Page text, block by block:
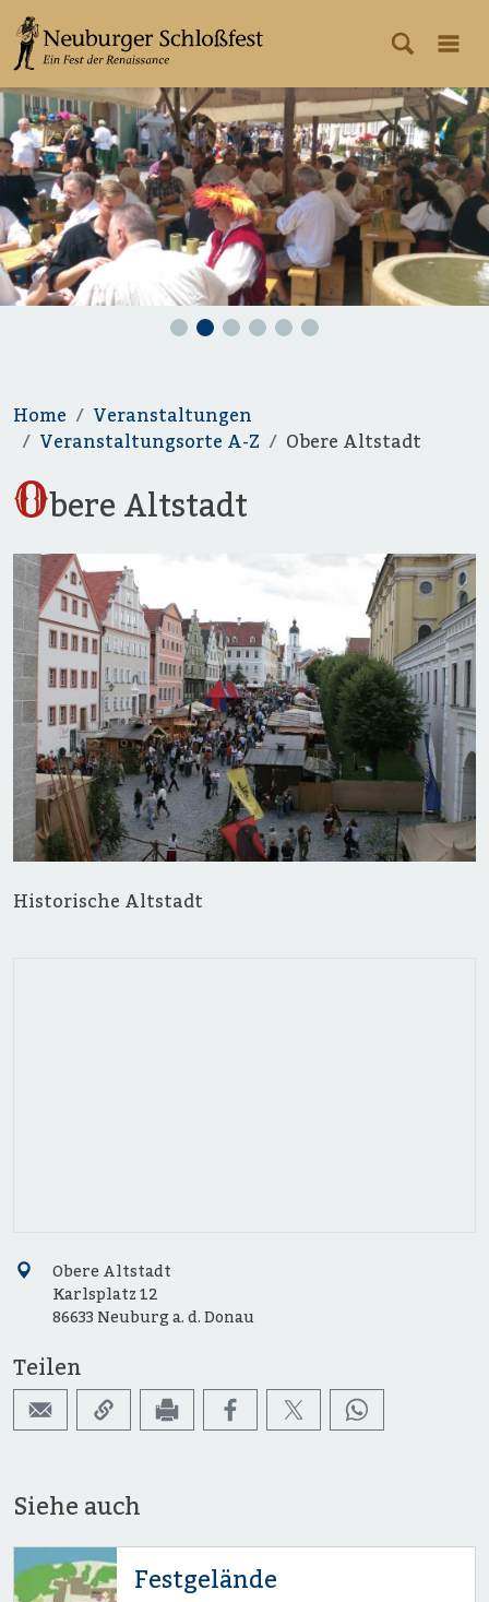
Home
Veranstaltungen
Veranstaltungsorte A-Z
Obere Altstadt
Obere Altstadt
Historische Altstadt
Obere Altstadt
Karlsplatz 12
86633 Neuburg a. d. Donau
Teilen
Siehe auch
Festgelände